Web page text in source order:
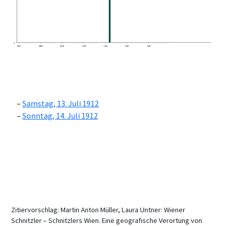
0
1870
1880 1890 1900 1910 1920 1930
Samstag, 13. Juli 1912
Sonntag, 14. Juli 1912
Zitiervorschlag: Martin Anton Müller, Laura Untner: Wiener
Schnitzler – Schnitzlers Wien. Eine geografische Verortung von